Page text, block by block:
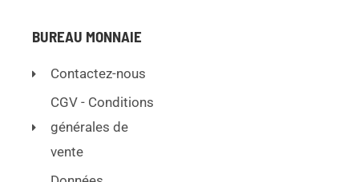
BUREAU MONNAIE
Contactez-nous
CGV - Conditions
générales de
vente